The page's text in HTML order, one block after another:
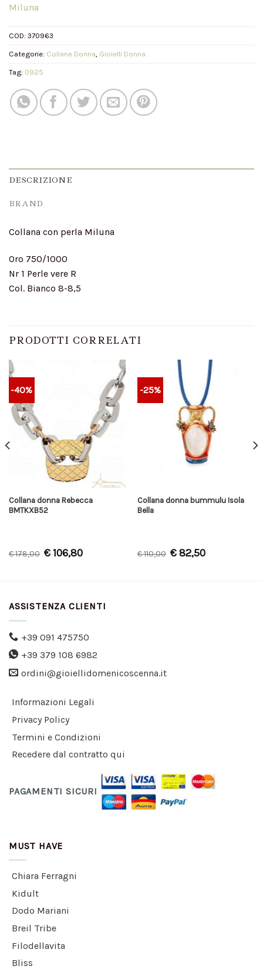
Miluna
COD: 370963
Categorie: Collane Donna, Gioielli Donna
Tag: 0925
DESCRIZIONE
BRAND
Collana con perla Miluna
Oro 750/1000
Nr 1 Perle vere R
Col. Bianco 8-8,5
PRODOTTI CORRELATI
-40%
Collana donna Rebecca
BMTKXB52
€178,00 €106,80
-25%
Collana donna bummulu Isola
Bella
€110,00 €82,50
ASSISTENZA CLIENTI
+39 091 475750
+39 379 108 6982
ordini@gioiellidomenicoscenna.it
Informazioni Legali
Privacy Policy
Termini e Condizioni
Recedere dal contratto qui
PAGAMENTI SICURI
MUST HAVE
Chiara Ferragni
Kidult
Dodo Mariani
Breil Tribe
Filodellavita
Bliss